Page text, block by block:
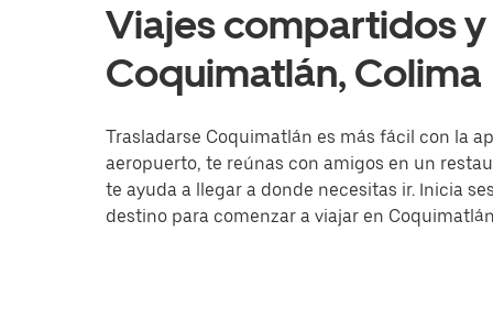
Viajes compartidos
Coquimatlán, Colima
Trasladarse Coquimatlán es más fácil con la
aeropuerto, te reúnas con amigos en un
te ayuda a llegar a donde necesitas ir. Inicia
destino para comenzar a viajar en